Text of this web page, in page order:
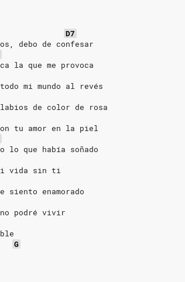
D7
debo de confesar
la que me provoca
mi mundo al revés
de color de rosa
tu amor en la piel
lo que había soñado
vida sin ti
siento enamorado
podré vivir
G